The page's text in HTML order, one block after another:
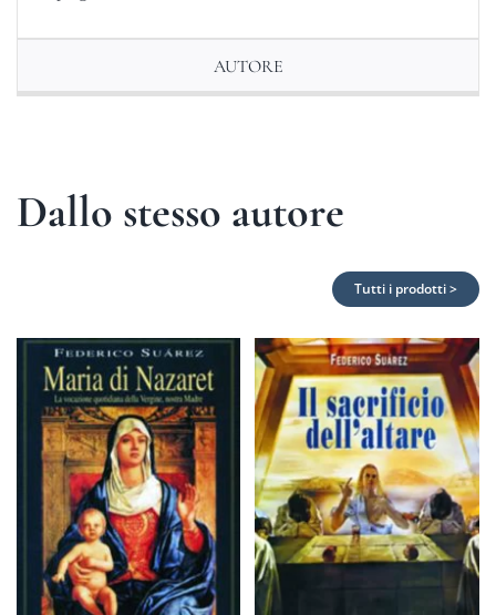
AUTORE
Dallo stesso autore
Tutti i prodotti >